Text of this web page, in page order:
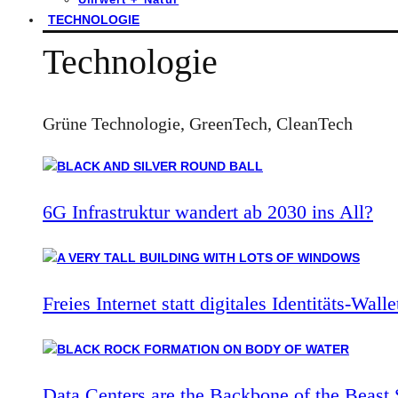
TECHNOLOGIE
Technologie
Grüne Technologie, GreenTech, CleanTech
6G Infrastruktur wandert ab 2030 ins All?
Freies Internet statt digitales Identitäts-